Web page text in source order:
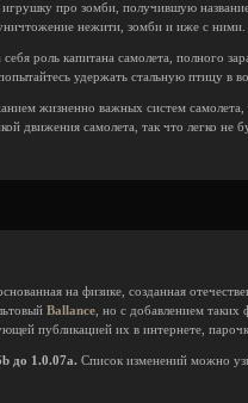
игрушку про зомби, получившую
нежити, зомби и иже с ними.
себя роль капитана самолета, полного
удержать стальную птицу в
жизненно важных систем самолета,
движения самолета, так что легко не
на физике, созданная
Ballance , но с добавлением таких
публикацией их в интернете,
до 1.0.07a. Список изменений можно